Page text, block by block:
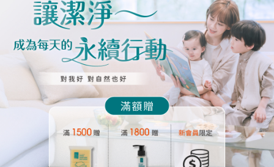
購物須知
產品常見問題
實體店面查詢
淨毒五郎有限公司
統編：24726432
── 聯絡我們 ──